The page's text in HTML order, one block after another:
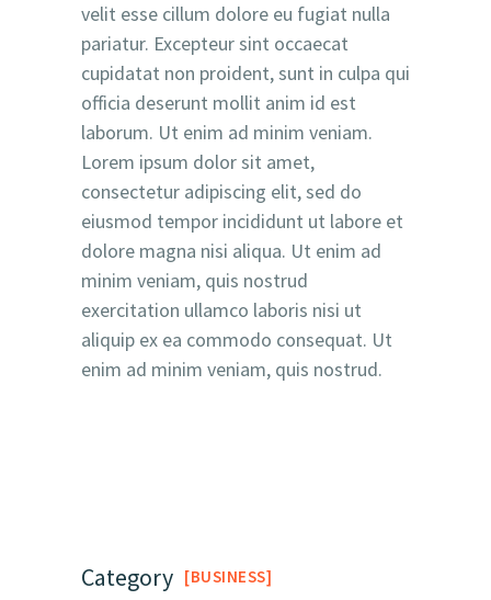
velit esse cillum dolore eu fugiat nulla
pariatur. Excepteur sint occaecat
cupidatat non proident, sunt in culpa qui
officia deserunt mollit anim id est
laborum. Ut enim ad minim veniam.
Lorem ipsum dolor sit amet,
consectetur adipiscing elit, sed do
eiusmod tempor incididunt ut labore et
dolore magna nisi aliqua. Ut enim ad
minim veniam, quis nostrud
exercitation ullamco laboris nisi ut
aliquip ex ea commodo consequat. Ut
enim ad minim veniam, quis nostrud.
Category BUSINESS